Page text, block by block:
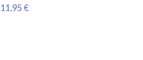
11,95 €